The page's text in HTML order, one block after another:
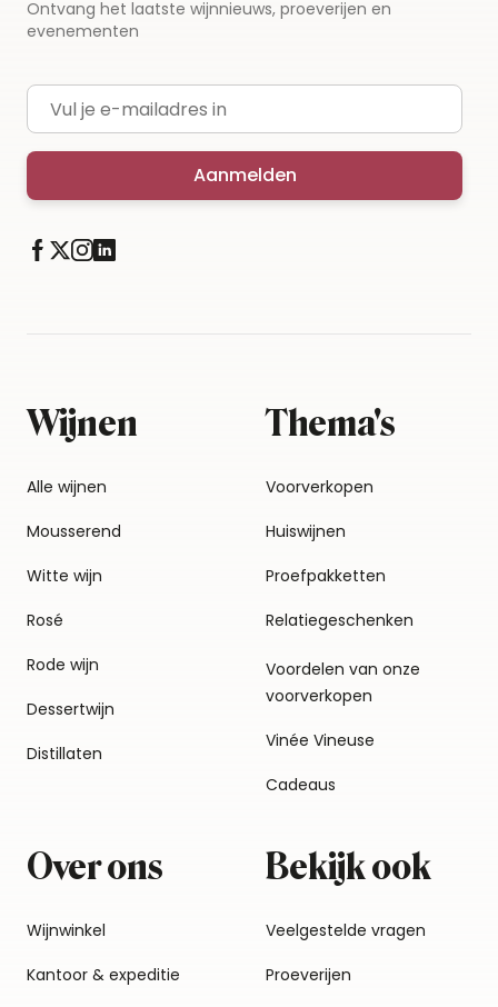
Ontvang het laatste wijnnieuws, proeverijen en
evenementen
E-mailadres
Aanmelden
Wijnen
Alle wijnen
Mousserend
Witte wijn
Rosé
Rode wijn
Dessertwijn
Distillaten
Thema's
Voorverkopen
Huiswijnen
Proefpakketten
Relatiegeschenken
Voordelen van onze
voorverkopen
Vinée Vineuse
Cadeaus
Over ons
Wijnwinkel
Kantoor & expeditie
Bekijk ook
Veelgestelde vragen
Proeverijen